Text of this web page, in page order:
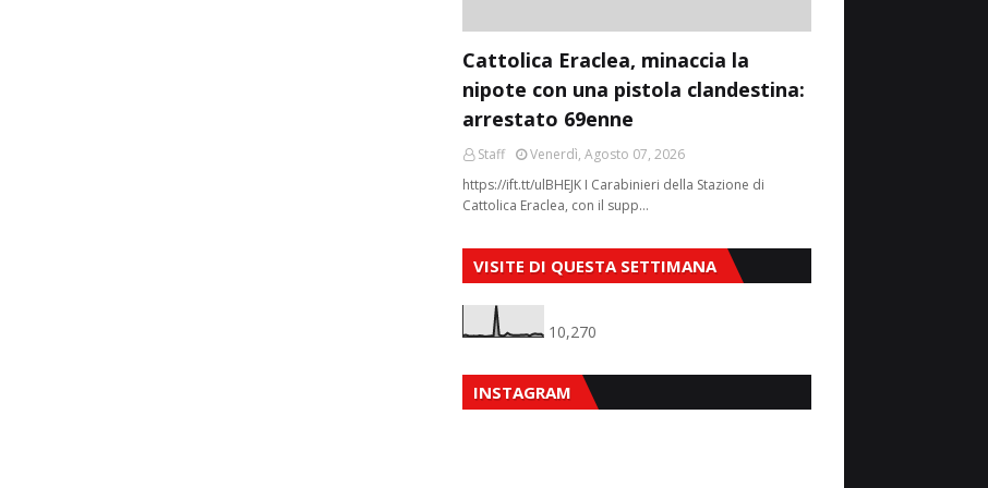
Cattolica Eraclea, minaccia la
nipote con una pistola clandestina:
arrestato 69enne
Staff
Venerdì, Agosto 07, 2026
https://ift.tt/ulBHEJK I Carabinieri della Stazione di
Cattolica Eraclea, con il supp…
VISITE DI QUESTA SETTIMANA
10,270
INSTAGRAM